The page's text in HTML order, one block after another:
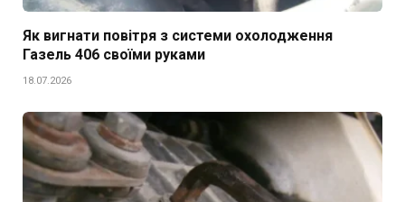
Як вигнати повітря з системи охолодження
Газель 406 своїми руками
18.07.2026